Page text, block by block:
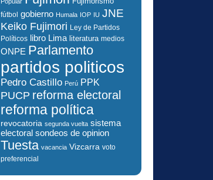
fútbol gobierno Humala IOP IU JNE
Keiko Fujimori Ley de Partidos
Políticos libro Lima literatura medios
ONPE Parlamento
partidos politicos
Pedro Castillo Perú PPK
PUCP reforma electoral
reforma política
revocatoria segunda vuelta sistema
electoral sondeos de opinion
Tuesta vacancia Vizcarra voto
preferencial